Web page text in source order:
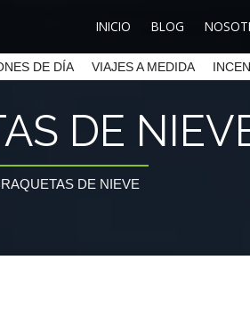
INICIO BLOG
DE DÍA VIAJES A MEDIDA
DE
RAQUETAS DE NIEVE